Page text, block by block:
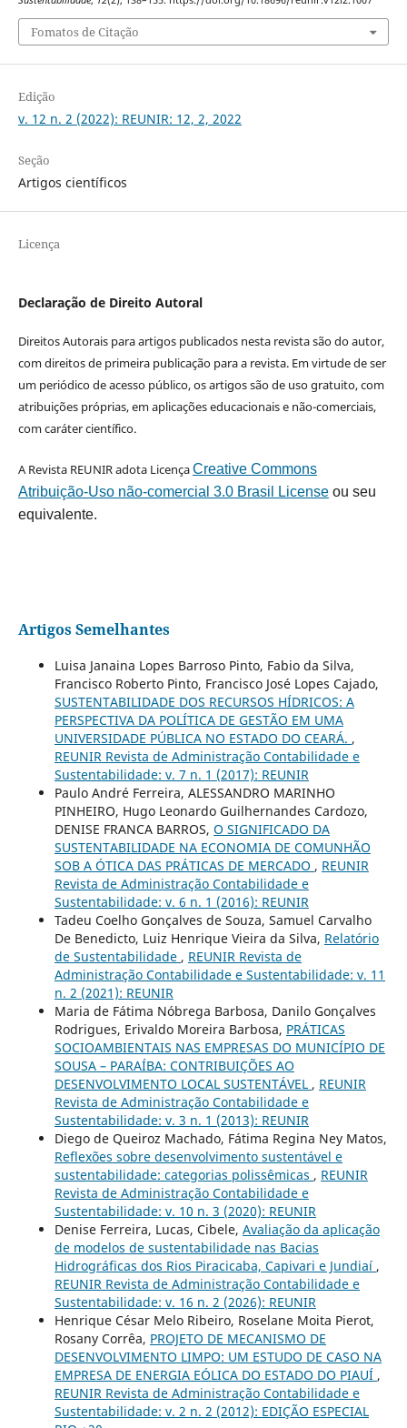
Fomatos de Citação
Edição
v. 12 n. 2 (2022): REUNIR: 12, 2, 2022
Seção
Artigos científicos
Licença
Declaração de Direito Autoral
Direitos Autorais para artigos publicados nesta revista são do autor,
com direitos de primeira publicação para a revista. Em virtude de ser
um periódico de acesso público, os artigos são de uso gratuito, com
atribuições próprias, em aplicações educacionais e não-comerciais,
com caráter científico.
A Revista REUNIR adota LicençaCreative Commons
Atribuição-Uso não-comercial 3.0 Brasil Licenseou seu
equivalente.
Artigos Semelhantes
Luisa Janaina Lopes Barroso Pinto, Fabio da Silva,
Francisco Roberto Pinto, Francisco José Lopes Cajado,
SUSTENTABILIDADE DOS RECURSOS HÍDRICOS: A
PERSPECTIVA DA POLÍTICA DE GESTÃO EM UMA
UNIVERSIDADE PÚBLICA NO ESTADO DO CEARÁ. ,
REUNIR Revista de Administração Contabilidade e
Sustentabilidade: v. 7 n. 1 (2017): REUNIR
Paulo André Ferreira, ALESSANDRO MARINHO
PINHEIRO, Hugo Leonardo Guilhernandes Cardozo,
DENISE FRANCA BARROS, O SIGNIFICADO DA
SUSTENTABILIDADE NA ECONOMIA DE COMUNHÃO
SOB A ÓTICA DAS PRÁTICAS DE MERCADO , REUNIR
Revista de Administração Contabilidade e
Sustentabilidade: v. 6 n. 1 (2016): REUNIR
Tadeu Coelho Gonçalves de Souza, Samuel Carvalho
De Benedicto, Luiz Henrique Vieira da Silva, Relatório
de Sustentabilidade , REUNIR Revista de
Administração Contabilidade e Sustentabilidade: v. 11
n. 2 (2021): REUNIR
Maria de Fátima Nóbrega Barbosa, Danilo Gonçalves
Rodrigues, Erivaldo Moreira Barbosa, PRÁTICAS
SOCIOAMBIENTAIS NAS EMPRESAS DO MUNICÍPIO DE
SOUSA – PARAÍBA: CONTRIBUIÇÕES AO
DESENVOLVIMENTO LOCAL SUSTENTÁVEL , REUNIR
Revista de Administração Contabilidade e
Sustentabilidade: v. 3 n. 1 (2013): REUNIR
Diego de Queiroz Machado, Fátima Regina Ney Matos,
Reflexões sobre desenvolvimento sustentável e
sustentabilidade: categorias polissêmicas , REUNIR
Revista de Administração Contabilidade e
Sustentabilidade: v. 10 n. 3 (2020): REUNIR
Denise Ferreira, Lucas, Cibele, Avaliação da aplicação
de modelos de sustentabilidade nas Bacias
Hidrográficas dos Rios Piracicaba, Capivari e Jundiaí ,
REUNIR Revista de Administração Contabilidade e
Sustentabilidade: v. 16 n. 2 (2026): REUNIR
Henrique César Melo Ribeiro, Roselane Moita Pierot,
Rosany Corrêa, PROJETO DE MECANISMO DE
DESENVOLVIMENTO LIMPO: UM ESTUDO DE CASO NA
EMPRESA DE ENERGIA EÓLICA DO ESTADO DO PIAUÍ ,
REUNIR Revista de Administração Contabilidade e
Sustentabilidade: v. 2 n. 2 (2012): EDIÇÃO ESPECIAL